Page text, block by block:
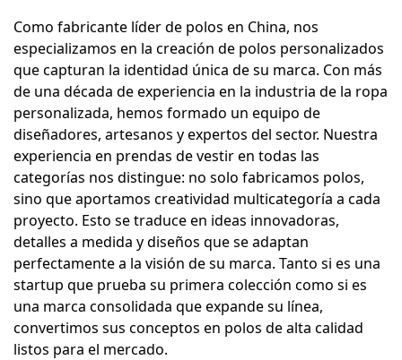
Como fabricante líder de polos en China, nos
especializamos en la creación de polos personalizados
que capturan la identidad única de su marca. Con más
de una década de experiencia en la industria de la ropa
personalizada, hemos formado un equipo de
diseñadores, artesanos y expertos del sector. Nuestra
experiencia en prendas de vestir en todas las
categorías nos distingue: no solo fabricamos polos,
sino que aportamos creatividad multicategoría a cada
proyecto. Esto se traduce en ideas innovadoras,
detalles a medida y diseños que se adaptan
perfectamente a la visión de su marca. Tanto si es una
startup que prueba su primera colección como si es
una marca consolidada que expande su línea,
convertimos sus conceptos en polos de alta calidad
listos para el mercado.